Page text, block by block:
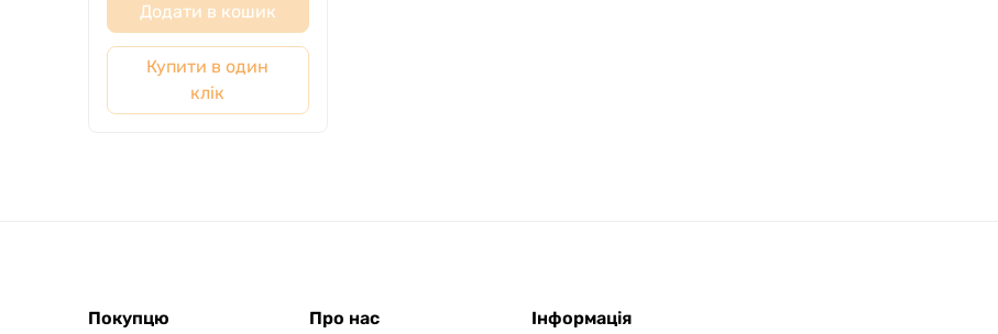
Додати в кошик
Купити в один
клік
Покупцю Про нас Інформація